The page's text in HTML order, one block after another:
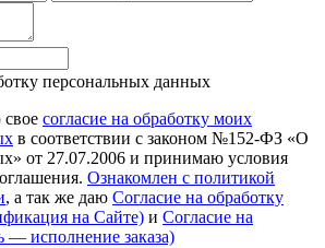
персональных данных
свое согласие на обработку моих
в соответствии с законом №152-ФЗ «О
от 27.07.2006 и принимаю условия
Ознакомлен с политикой
, а так же даю Согласие на обработку
на Сайте) и Согласие на
— исполнение заказа)